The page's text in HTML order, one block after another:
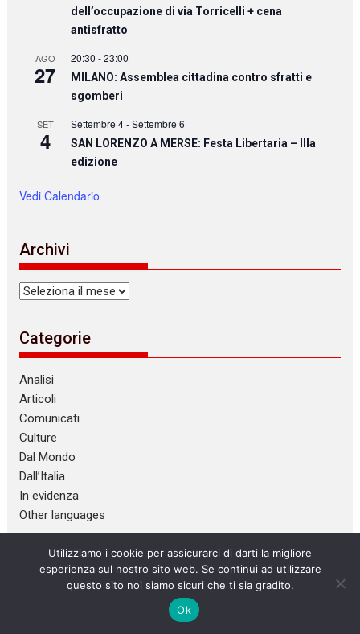
dell’occupazione di via Torricelli + cena
antisfratto
AGO
27
20:30 -23:00
MILANO: Assemblea cittadina contro sfratti e
sgomberi
SET
4
Settembre 4-Settembre 6
SAN LORENZO A MERSE: Festa Libertaria – IIIa
edizione
Vedi Calendario
Archivi
Archivi
Categorie
Analisi
Articoli
Comunicati
Culture
Dal Mondo
Dall’Italia
In evidenza
Other languages
anarres
Utilizziamo i cookie per assicurarci di darti la migliore
esperienza sul nostro sito web. Se continui ad utilizzare
questo sito noi siamo sicuri che ti sia gradito.
Ok